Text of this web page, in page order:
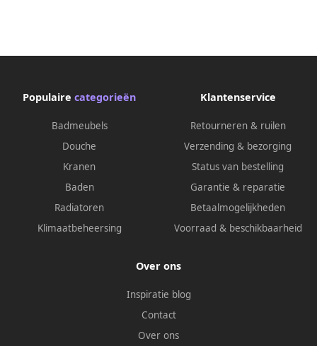
Populaire categorieën
Badmeubels
Douche
Kranen
Baden
Radiatoren
Klimaatbeheersing
Klantenservice
Retourneren & ruilen
Verzending & bezorging
Status van bestelling
Garantie & reparatie
Betaalmogelijkheden
Voorraad & beschikbaarheid
Over ons
Inspiratie blog
Contact
Over ons